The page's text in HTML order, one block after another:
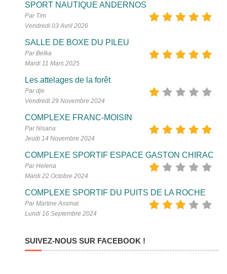
SPORT NAUTIQUE ANDERNOS
Par Tim
Vendredi 03 Avril 2026
SALLE DE BOXE DU PILEU
Par Belka
Mardi 11 Mars 2025
Les attelages de la forêt
Par dje
Vendredi 29 Novembre 2024
COMPLEXE FRANC-MOISIN
Par Nisana
Jeudi 14 Novembre 2024
COMPLEXE SPORTIF ESPACE GASTON CHIRAC
Par Helena
Mardi 22 Octobre 2024
COMPLEXE SPORTIF DU PUITS DE LA ROCHE
Par Martine Assmat
Lundi 16 Septembre 2024
SUIVEZ-NOUS SUR FACEBOOK !